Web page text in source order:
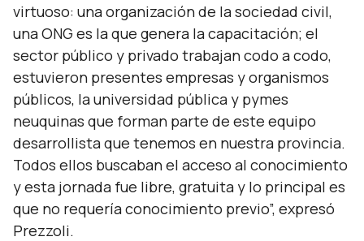
virtuoso: una organización de la sociedad civil,
una ONG es la que genera la capacitación; el
sector público y privado trabajan codo a codo,
estuvieron presentes empresas y organismos
públicos, la universidad pública y pymes
neuquinas que forman parte de este equipo
desarrollista que tenemos en nuestra provincia.
Todos ellos buscaban el acceso al conocimiento
y esta jornada fue libre, gratuita y lo principal es
que no requería conocimiento previo”, expresó
Prezzoli.